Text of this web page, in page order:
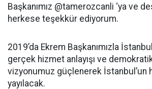
Başkanımız @tamerozcanli ‘ya ve
herkese teşekkür ediyorum.
2019’da Ekrem Başkanımızla
gerçek hizmet anlayışı ve
vizyonumuz güçlenerek İstanbul’un
yayılacak.